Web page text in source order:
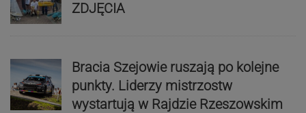
ZDJĘCIA
Bracia Szejowie ruszają po kolejne
punkty. Liderzy mistrzostw
wystartują w Rajdzie Rzeszowskim